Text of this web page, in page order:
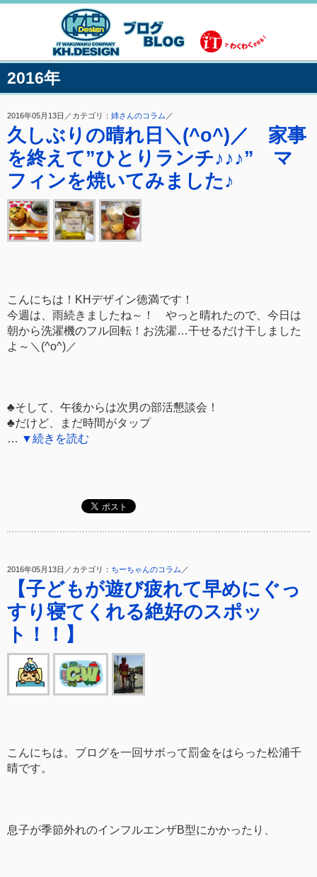
2016年
2016年05月13日／カテゴリ： 姉さんのコラム ／
久しぶりの晴れ日＼(^o^)／ 家事
を終えて”ひとりランチ♪♪♪” マ
フィンを焼いてみました♪
こんにちは！KHデザイン徳満です！
今週は、雨続きましたね～！ やっと晴れたので、今日は
朝から洗濯機のフル回転！お洗濯…干せるだけ干しました
よ～＼(^o^)／
♣そして、午後からは次男の部活懇談会！
♣だけど、まだ時間がタップ
… ▼続きを読む
2016年05月13日／カテゴリ： ちーちゃんのコラム ／
【子どもが遊び疲れて早めにぐっ
すり寝てくれる絶好のスポッ
ト！！】
こんにちは。ブログを一回サボって罰金をはらった松浦千
晴です。
息子が季節外れのインフルエンザB型にかかったり、